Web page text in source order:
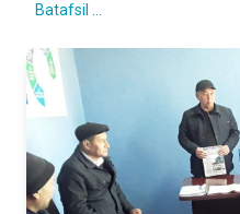
Batafsil ...